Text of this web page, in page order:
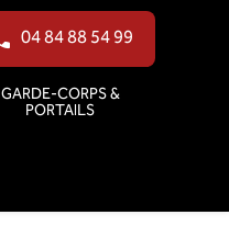
04 84 88 54 99
GARDE-CORPS &
PORTAILS